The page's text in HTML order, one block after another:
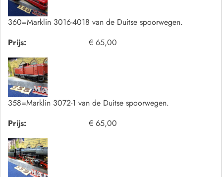
360=Marklin 3016-4018 van de Duitse spoorwegen.
Prijs:
€ 65,00
358=Marklin 3072-1 van de Duitse spoorwegen.
Prijs:
€ 65,00